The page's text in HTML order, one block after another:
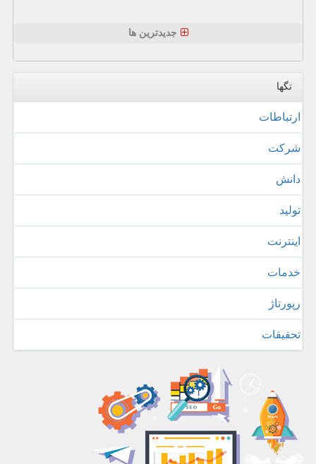
جدیدترین ها
تگها
ارتباطات
شركت
دانش
تولید
اینترنت
خدمات
رپورتاژ
تحقیقات